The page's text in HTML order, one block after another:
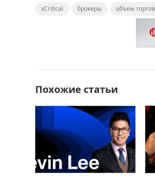
c
k
st ai п
т
ь
xCritical брокеры объем
Похожие статьи